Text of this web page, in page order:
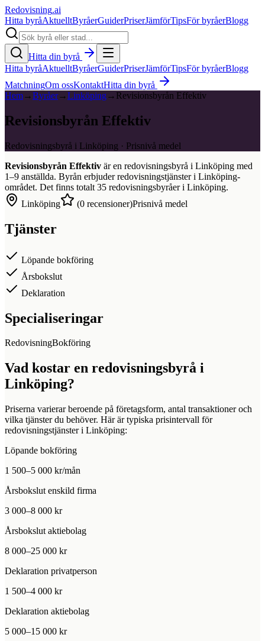
Redovisning.ai
Hitta byråAktuelltByråerGuiderPriserJämförTipsFör byråerBlogg
Hitta din byrå
Hitta byråAktuelltByråerGuiderPriserJämförTipsFör byråerBlogg
MatchningOm ossKontaktHitta din byrå
Hem→Byråer→Linköping→ Revisionsbyrån Effektiv
Revisionsbyrån Effektiv
Redovisningsbyrå i Linköping · Prisnivå medel
Revisionsbyrån Effektiv är en redovisningsbyrå i Linköping med
1–9 anställda. Byrån erbjuder redovisningstjänster i Linköping-
området. Det finns totalt 35 redovisningsbyråer i Linköping.
Linköping
(0 recensioner)Prisnivå medel
Tjänster
Löpande bokföring
Årsbokslut
Deklaration
Specialiseringar
RedovisningBokföring
Vad kostar en redovisningsbyrå i
Linköping?
Priserna varierar beroende på företagsform, antal transaktioner och
vilka tjänster du behöver. Här är typiska prisintervall för
redovisningstjänster i Linköping:
Löpande bokföring
1 500–5 000 kr/mån
Årsbokslut enskild firma
3 000–8 000 kr
Årsbokslut aktiebolag
8 000–25 000 kr
Deklaration privatperson
1 500–4 000 kr
Deklaration aktiebolag
5 000–15 000 kr